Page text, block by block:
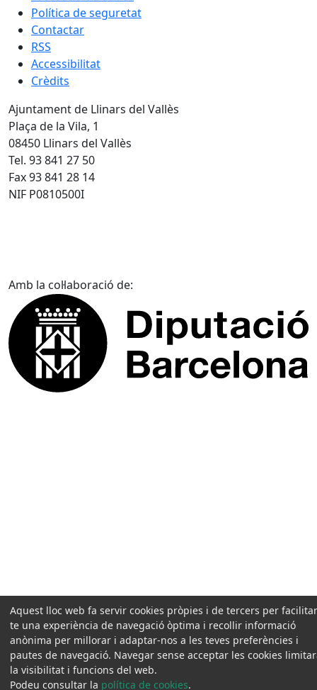
Política de seguretat
Contactar
RSS
Accessibilitat
Crèdits
Ajuntament de Llinars del Vallès
Plaça de la Vila, 1
08450 Llinars del Vallès
Tel. 93 841 27 50
Fax 93 841 28 14
NIF P0810500I
Amb la col·laboració de:
Aquest lloc web fa servir cookies pròpies i de tercers per
te una experiència de navegació òptima i recollir informació
anònima per millorar i adaptar-nos a les teves preferències i
pautes de navegació. Navegar sense acceptar les cookies
la visibilitat i funcions del web.
Podeu consultar la política de cookies.